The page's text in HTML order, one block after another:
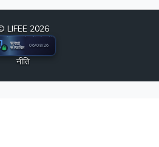
LIFEE 2026
सुरक्षा
सत्यापित 06/08/26
नीति